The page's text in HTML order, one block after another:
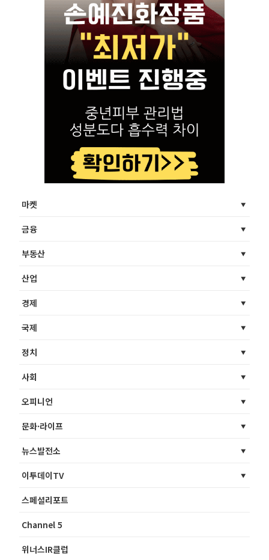
마켓
금융
부동산
산업
경제
국제
정치
사회
오피니언
문화·라이프
뉴스발전소
이투데이TV
스페셜리포트
Channel 5
위너스IR클럽